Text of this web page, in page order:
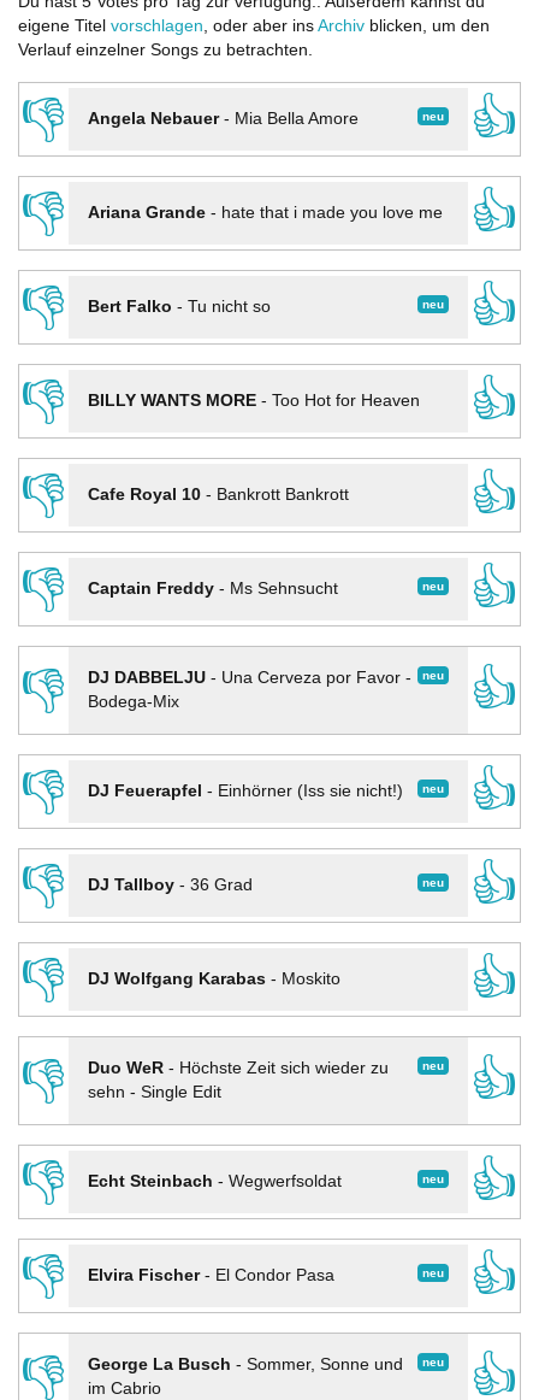
eigene Titel vorschlagen, oder aber ins Archiv blicken, um den
Verlauf einzelner Songs zu betrachten.
👎 neu
Angela Nebauer- Mia Bella Amore
👍
👎
Ariana Grande- hate that i made you love me
👍
👎
neu
Bert Falko - Tu nicht so
👍
👎
BILLY WANTS MORE- Too Hot for Heaven
👍
👎
Cafe Royal 10- Bankrott Bankrott
👍
👎
neu
Captain Freddy- Ms Sehnsucht
👍
👎
neu
DJ DABBELJU- Una Cerveza por Favor -
Bodega-Mix
👍
👎
neu
DJ Feuerapfel - Einhörner (Iss sie nicht!)
👍
👎
neu
DJ Tallboy- 36 Grad
👍
👎
DJ Wolfgang Karabas- Moskito
👍
👎
neu
Duo WeR- Höchste Zeit sich wieder zu
sehn - Single Edit
👍
👎
neu
Echt Steinbach - Wegwerfsoldat
👍
👎
neu
Elvira Fischer- El Condor Pasa
👍
👎
neu
George La Busch - Sommer, Sonne und
im Cabrio
👍